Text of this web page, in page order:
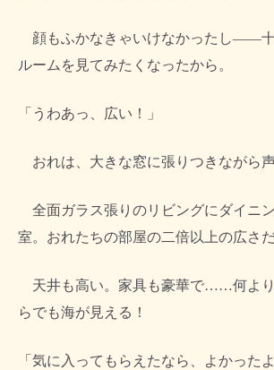
顔もふかなきゃいけなかったし――十
ルームを見てみたくなったから。
「うわあっ、広い！」
おれは、大きな窓に張りつきながら声
全面ガラス張りのリビングにダイニ
室。おれたちの部屋の二倍以上の広さだ
天井も高い。家具も豪華で……何よ
らでも海が見える！
「気に入ってもらえたなら、よかったよ